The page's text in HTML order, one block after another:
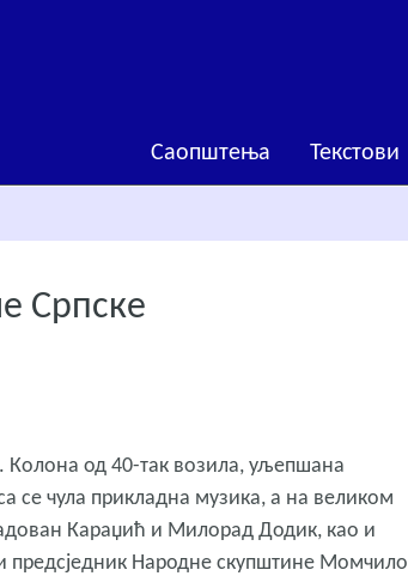
Саопштења Текстови
Српске
Колона од 40-так возила, уљепшана
се чула прикладна музика, а на великом
Караџић и Милорад Додик, као и
предсједник Народне скупштине Момчило